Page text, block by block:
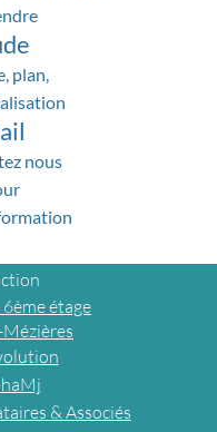
plan,
nous
étage
& Associés